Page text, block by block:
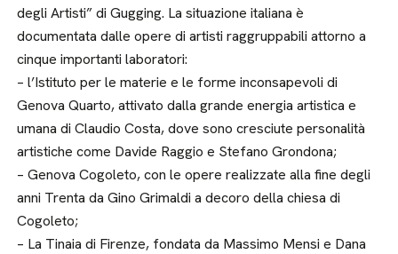
degli Artisti” di Gugging. La situazione italiana è
documentata dalle opere di artisti raggruppabili attorno a
cinque importanti laboratori:
– l’Istituto per le materie e le forme inconsapevoli di
Genova Quarto, attivato dalla grande energia artistica e
umana di Claudio Costa, dove sono cresciute personalità
artistiche come Davide Raggio e Stefano Grondona;
– Genova Cogoleto, con le opere realizzate alla fine degli
anni Trenta da Gino Grimaldi a decoro della chiesa di
Cogoleto;
– La Tinaia di Firenze, fondata da Massimo Mensi e Dana